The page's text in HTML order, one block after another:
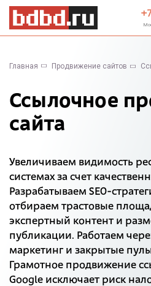
Главная Продвижение сайтов
Ссылочное
сайта
Увеличиваем видимость
системах за счет
Разрабатываем SEO-
отбираем трастовые
экспертный контент и
публикации. Работаем
маркетинг и закрытые
Грамотное продвижение
Google исключает риск